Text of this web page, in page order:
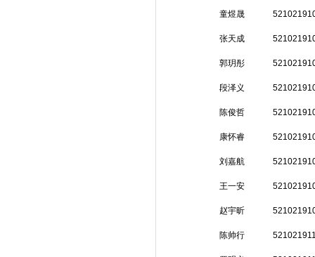
童煜晟
张天成
郭玥彤
段泽义
陈俊哲
康怀睿
刘嘉航
王一安
赵宇昕
陈帅行